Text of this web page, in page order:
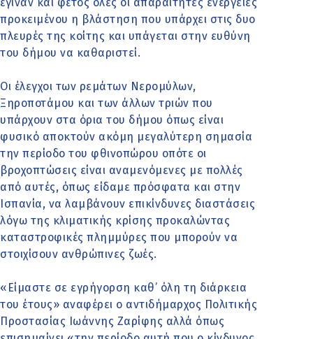
έγιναν και φέτος όλες οι απαραίτητες ενέργειες
προκειμένου η βλάστηση που υπάρχει στις δυο
πλευρές της κοίτης και υπάγεται στην ευθύνη
του δήμου να καθαριστεί.
Οι έλεγχοι των ρεμάτων Νερομύλων,
Ξηροποτάμου και των άλλων τριών που
υπάρχουν στα όρια του δήμου όπως είναι
φυσικό αποκτούν ακόμη μεγαλύτερη σημασία
την περίοδο του φθινοπώρου οπότε οι
βροχοπτώσεις είναι αναμενόμενες με πολλές
από αυτές, όπως είδαμε πρόσφατα και στην
Ισπανία, να λαμβάνουν επικίνδυνες διαστάσεις
λόγω της κλιματικής κρίσης προκαλώντας
καταστροφικές πλημμύρες που μπορούν να
στοιχίσουν ανθρώπινες ζωές.
«Είμαστε σε εγρήγορση καθ’ όλη τη διάρκεια
του έτους» αναφέρει ο αντιδήμαρχος Πολιτικής
Προστασίας Ιωάννης Ζαρίφης αλλά όπως